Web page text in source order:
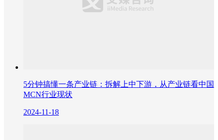
5分钟搞懂一条产业链：拆解上中下游，从产业链看中国
MCN行业现状
2024-11-18